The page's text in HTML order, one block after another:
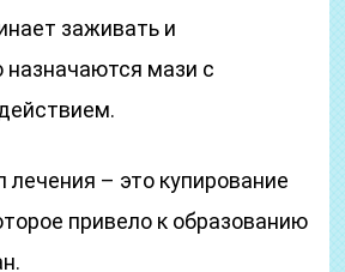
заживать и
назначаются мази с
лечения – это купирование
привело к образованию